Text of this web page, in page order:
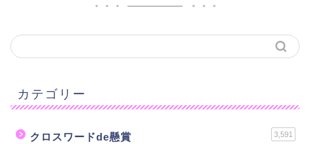
カテゴリー
クロスワードde懸賞 3,591